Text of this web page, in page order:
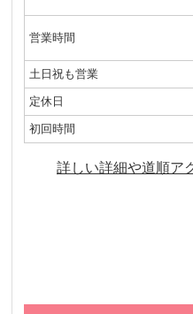
営業時間
土日祝も営業
定休日
初回時間
詳しい詳細や道順ア